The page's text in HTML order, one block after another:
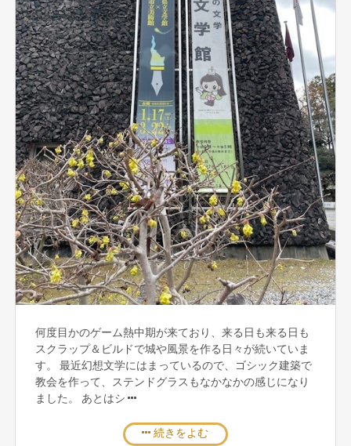
何度目かのゲーム熱中期が来ており、来る日も来る日も
スクラップ＆ビルドで城や風景を作る日々が続いていま
す。 最近幻想文学にはまっているので、ゴシック建築で
教会を作って、ステンドグラスもなかなかの感じになり
ました。 あとはシ
続きをよむ